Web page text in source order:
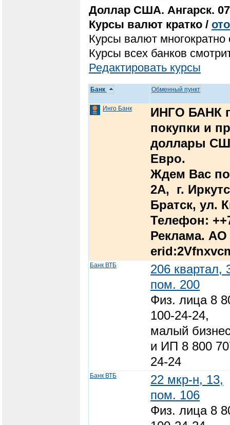
Доллар США. Ангарск.
Курсы валют кратко /
Курсы валют
Курсы всех банков
Редактировать курсы
Банк Обменный пункт
Инго Банк
ИНГО БАНК
покупки и
доллары
Евро.
Ждем Вас по
2А, г.
Братск, ул.
Телефон:
Реклама. АО
Банк ВТБ
206 квартал,
пом. 200
Физ. лица 8
100-24-24,
малый
и ИП 8 800
24-24
Банк ВТБ
22 мкр-н, 13,
пом. 106
Физ. лица 8